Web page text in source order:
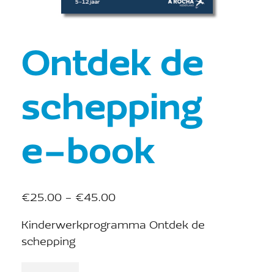
Ontdek de
schepping
e-book
€25.00 - €45.00
Kinderwerkprogramma Ontdek de
schepping